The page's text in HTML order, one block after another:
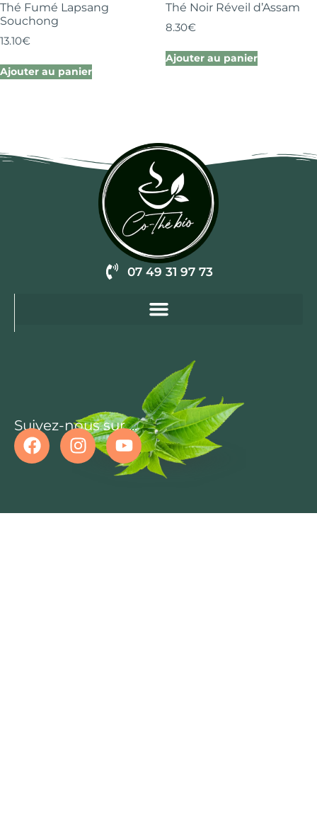
Thé Fumé Lapsang
Souchong
13.10€
Ajouter au panier
Thé Noir Réveil d’Assam
8.30€
Ajouter au panier
07 49 31 97 73
Suivez-nous sur ...